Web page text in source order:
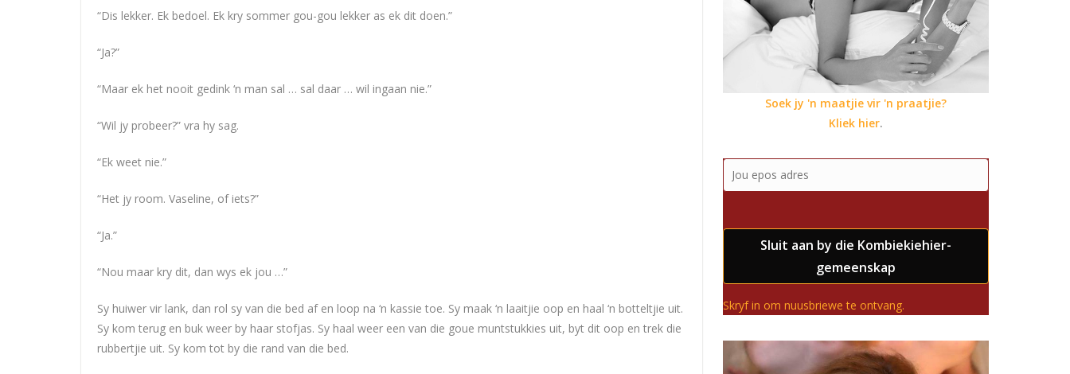
“Dis lekker. Ek bedoel. Ek kry sommer gou-gou lekker as ek dit doen.”
“Ja?”
“Maar ek het nooit gedink ‘n man sal … sal daar … wil ingaan nie.”
“Wil jy probeer?” vra hy sag.
“Ek weet nie.”
“Het jy room. Vaseline, of iets?”
“Ja.”
“Nou maar kry dit, dan wys ek jou …”
Sy huiwer vir lank, dan rol sy van die bed af en loop na ‘n kassie toe. Sy maak ‘n laaitjie oop en haal ‘n botteltjie uit.
Sy kom terug en buk weer by haar stofjas. Sy haal weer een van die goue muntstukkies uit, byt dit oop en trek die
rubbertjie uit. Sy kom tot by die rand van die bed.
Soek jy 'n maatjie vir 'n praatjie?
Kliek hier.
Sluit aan by die Kombiekiehier-
gemeenskap
Skryf in om nuusbriewe te ontvang.